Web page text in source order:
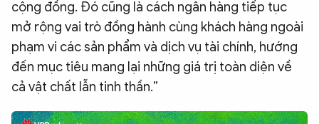
cộng đồng. Đó cũng là cách ngân hàng tiếp tục
mở rộng vai trò đồng hành cùng khách hàng ngoài
phạm vi các sản phẩm và dịch vụ tài chính, hướng
đến mục tiêu mang lại những giá trị toàn diện về
cả vật chất lẫn tinh thần.”